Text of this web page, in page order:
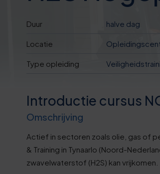
Duur halve dag
Locatie
Type opleiding
Introductie cursus
Omschrijving
Actief in sectoren zoals olie, gas of
& Training in Tynaarlo (Noord-
zwavelwaterstof (H2S) kan vrijkomen.